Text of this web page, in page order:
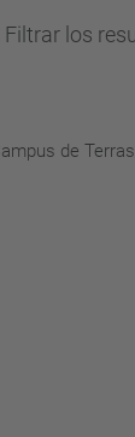
Filtrar los
de